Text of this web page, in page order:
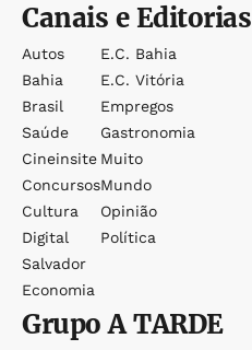
Canais e Editorias
Autos
Bahia
Brasil
Saúde
Cineinsite
Concursos
Cultura
Digital
Salvador
Economia
E.c. Bahia
E.c. Vitória
Empregos
Gastronomia
Muito
Mundo
Opinião
Política
GrupoA TARDE